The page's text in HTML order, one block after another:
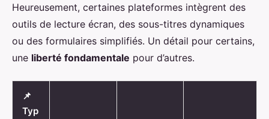
Heureusement, certaines plateformes intègrent des
outils de lecture écran, des sous-titres dynamiques
ou des formulaires simplifiés. Un détail pour certains,
une liberté fondamentale pour d’autres.
📌
Typ